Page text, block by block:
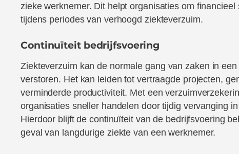
zieke werknemer. Dit helpt organisaties om financieel
tijdens periodes van verhoogd ziekteverzuim.
Continuïteit bedrijfsvoering
Ziekteverzuim kan de normale gang van zaken in
verstoren. Het kan leiden tot vertraagde projecten,
verminderde productiviteit. Met een
organisaties sneller handelen door tijdig vervanging
Hierdoor blijft de continuïteit van de bedrijfsvoering
geval van langdurige ziekte van een werknemer.